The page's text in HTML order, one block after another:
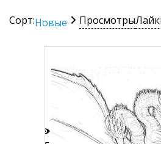
Сорт:Новые Просмотры